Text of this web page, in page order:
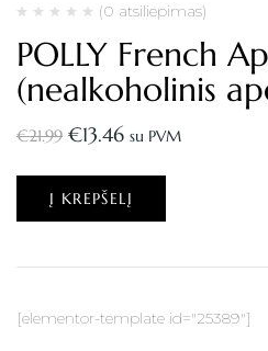
(0 atsiliepimas)
POLLY French
(nealkoholinis
€21.99 €13.46 su PVM
Į KREPŠELĮ
[elementor-template id="25389"]